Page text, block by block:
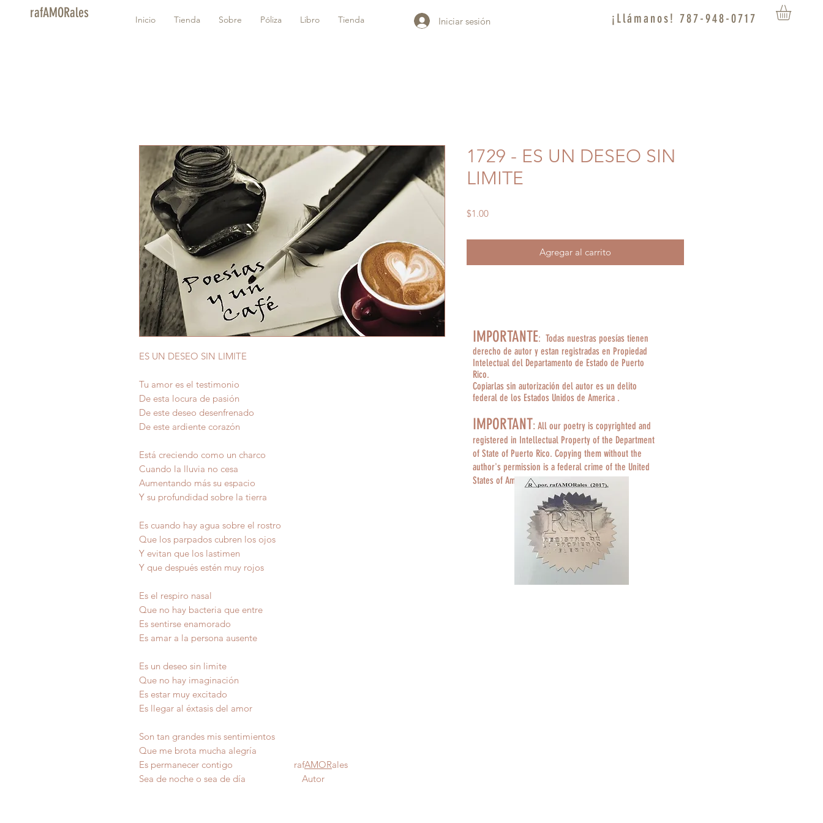
rafAMORales Inicio Tienda Sobre Póliza Libro Tienda Iniciar sesión ¡Llámanos! 787-948-0717
ES UN DESEO SIN LIMITE
Tu amor es el testimonio
De esta locura de pasión
De este deseo desenfrenado
De este ardiente corazón
Está creciendo como un charco
Cuando la lluvia no cesa
Aumentando más su espacio
Y su profundidad sobre la tierra
Es cuando hay agua sobre el rostro
Que los parpados cubren los ojos
Y evitan que los lastimen
Y que después estén muy rojos
Es el respiro nasal
Que no hay bacteria que entre
Es sentirse enamorado
Es amar a la persona ausente
Es un deseo sin limite
Que no hay imaginación
Es estar muy excitado
Es llegar al éxtasis del amor
Son tan grandes mis sentimientos
Que me brota mucha alegría
Es permanecer contigo rafAMORales
Sea de noche o sea de día Autor
1729 - ES UN DESEO SIN
LIMITE
$1.00Precio
Agregar al carrito
IMPORTANTE: Todas nuestras poesías tienen
derecho de autor y estan registradas en Propiedad
Intelectual del Departamento de Estado de Puerto
Rico.
Copiarlas sin autorización del autor es un delito
federal de los Estados Unidos de America .
IMPORTANT: All our poetry is copyrighted and
registered in Intellectual Property of the Department
of State of Puerto Rico. Copying them without the
author's permission is a federal crime of the United
States of America.